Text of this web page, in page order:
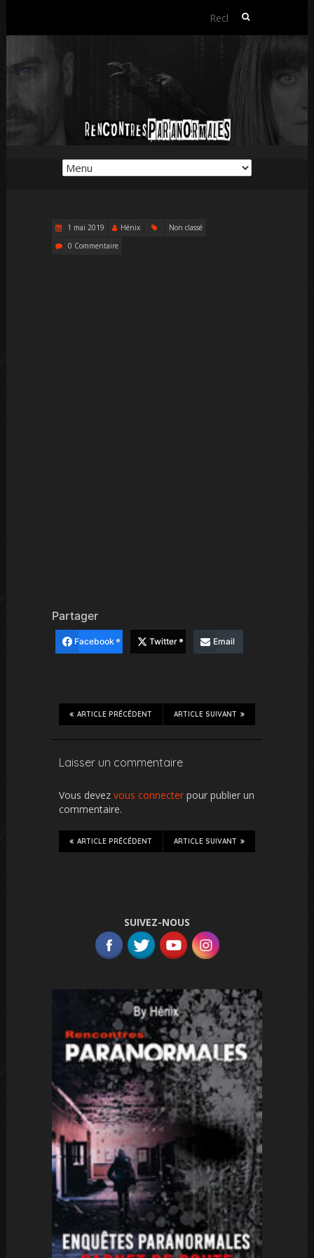
Rechercher :
1 mai 2019 Hénix
Non classé
0 Commentaire
Partager
Facebook Twitter Email
ARTICLE SUIVANT
ARTICLE PRÉCÉDENT
Laisser un commentaire
Vous devez vous connecter pour publier un
commentaire.
ARTICLE SUIVANT
ARTICLE PRÉCÉDENT
SUIVEZ-NOUS